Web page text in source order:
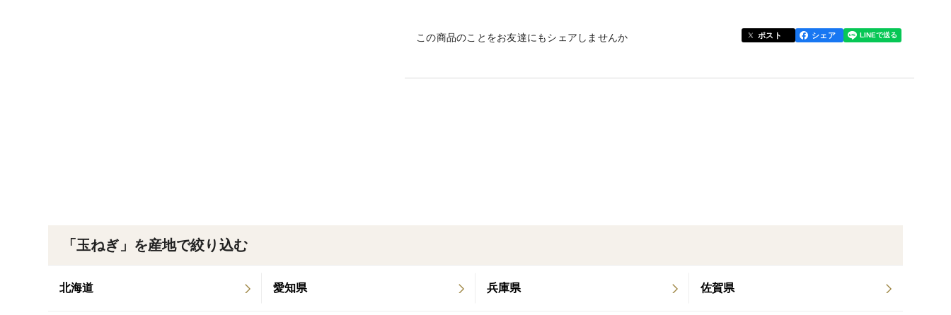
・赤玉ねぎ 概ね10個から20個程度
玉ねぎを薄くスライスして、軽く塩もみしてから
この商品のことをお友達にもシェアしませんか ポスト シェア
「玉ねぎ」を産地で絞り込む
北海道 愛知県 兵庫県 佐賀県